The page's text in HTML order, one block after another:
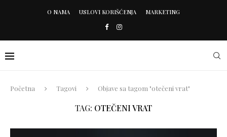
O NAMA USLOVI KORIŠĆENJA MARKETING
Početna Tagovi Objave sa tagom "otečeni vrat"
TAG: OTEČENI VRAT